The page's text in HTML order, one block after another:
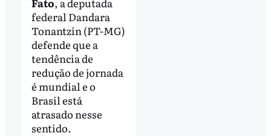
federal Dandara
Tonantzin (PT-MG)
defende que a
tendência de
redução de jornada
é mundial e o
Brasil está
atrasado nesse
sentido.